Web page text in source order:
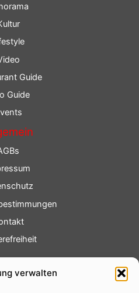
verwalten
Guide
Guide